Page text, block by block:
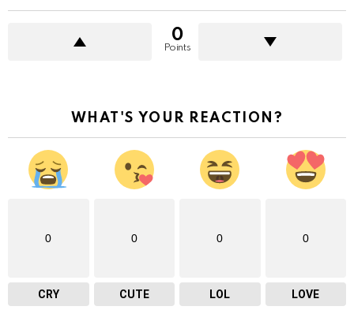
0
Points
WHAT'S YOUR REACTION?
0
CRY
0
CUTE
0
LOL
0
LOVE